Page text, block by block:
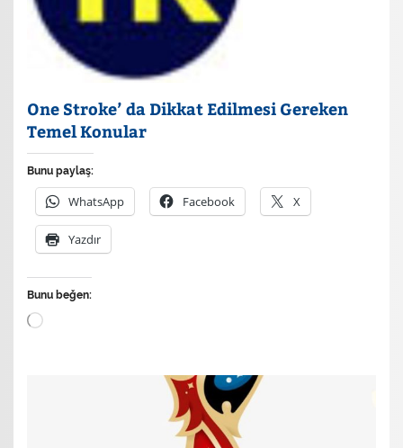
One Stroke’ da Dikkat Edilmesi Gereken
Temel Konular
Bunu paylaş:
WhatsApp Facebook X
Yazdır
Bunu beğen:
Yükleniyor...